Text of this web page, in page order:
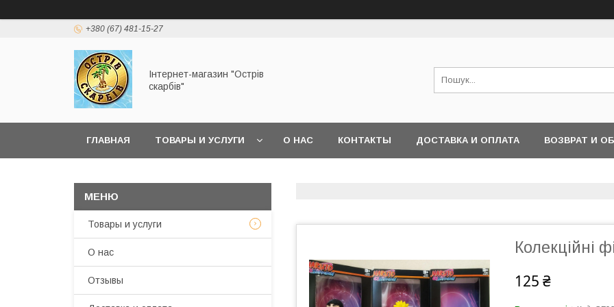
+380 (67) 481-15-27
Інтернет-магазин "Острів
скарбів"
ГЛАВНАЯ ТОВАРЫ И УСЛУГИ О НАС КОНТАКТЫ ДОСТАВКА И ОПЛАТА ВОЗВРАТ И
Колекційні
125 ₴
Товары и услуги
О нас
Отзывы